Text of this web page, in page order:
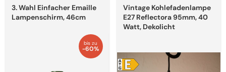
war:
9,90 €
ist:
7,92 €.
3. Wahl Einfacher Emaille
Lampenschirm, 46cm
bis zu
-60%
Produkt
weist
Vintage Kohlefadenlampe
E27 Reflectora 95mm, 40
Watt, Dekolicht